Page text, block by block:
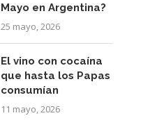
Mayo en Argentina?
25 mayo, 2026
El vino con cocaína
que hasta los Papas
consumían
11 mayo, 2026